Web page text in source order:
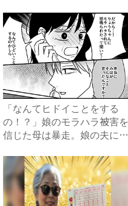
「なんてヒドイことをする
の！？」娘のモラハラ被害を
信じた母は暴走。娘の夫に電